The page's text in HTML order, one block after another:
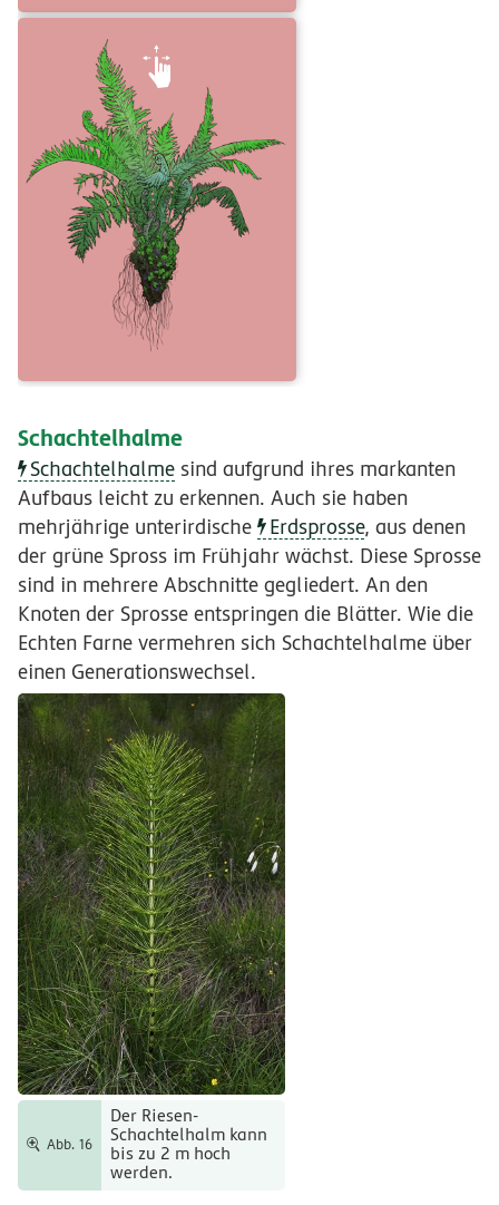
Schachtelhalme
Schachtelhalme sind aufgrund ihres markanten
Aufbaus leicht zu erkennen. Auch sie haben
mehrjährige unterirdische
Erdsprosse, aus denen
der grüne Spross im Frühjahr wächst. Diese Sprosse
sind in mehrere Abschnitte gegliedert. An den
Knoten der Sprosse entspringen die Blätter. Wie die
Echten Farne vermehren sich Schachtelhalme über
einen Generationswechsel.
Abb. 16
Der Riesen-
Schachtelhalm kann
bis zu 2 m hoch
werden.